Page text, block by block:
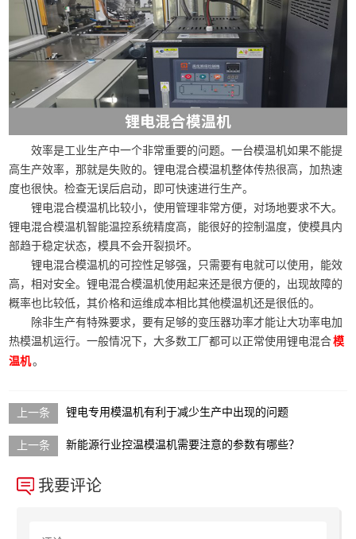
效率是工业生产中一个非常重要的问题。一台模温机如果不能提
高生产效率，那就是失败的。锂电混合模温机整体传热很高，加热速
度也很快。检查无误后启动，即可快速进行生产。
锂电混合模温机比较小，使用管理非常方便，对场地要求不大。
锂电混合模温机智能温控系统精度高，能很好的控制温度，使模具内
部趋于稳定状态，模具不会开裂损坏。
锂电混合模温机的可控性足够强，只需要有电就可以使用，能效
高，相对安全。锂电混合模温机使用起来还是很方便的，出现故障的
概率也比较低，其价格和运维成本相比其他模温机还是很低的。
除非生产有特殊要求，要有足够的变压器功率才能让大功率电加
热模温机运行。一般情况下，大多数工厂都可以正常使用锂电混合模
温机。
锂电专用模温机有利于减少生产中出现的问题
新能源行业控温模温机需要注意的参数有哪些？
我要评论